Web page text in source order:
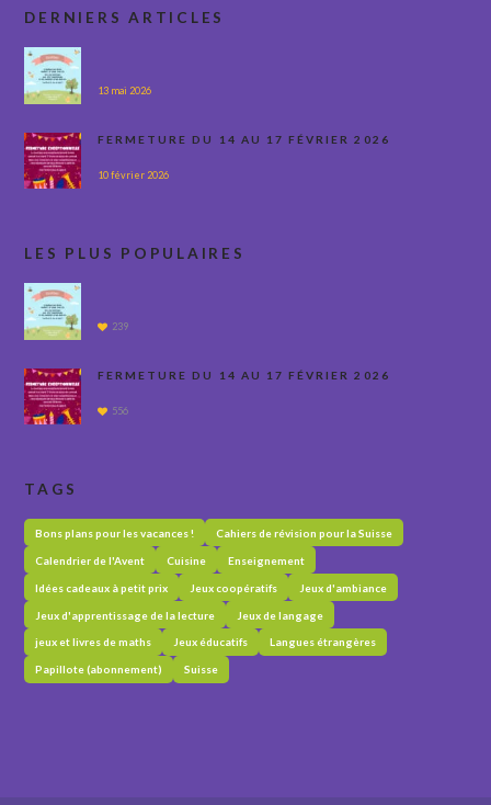
DERNIERS ARTICLES
13 mai 2026
FERMETURE DU 14 AU 17 FÉVRIER 2026
10 février 2026
LES PLUS POPULAIRES
239
FERMETURE DU 14 AU 17 FÉVRIER 2026
556
TAGS
Bons plans pour les vacances ! Cahiers de révision pour la Suisse
Calendrier de l'Avent Cuisine Enseignement
Idées cadeaux à petit prix Jeux coopératifs Jeux d'ambiance
Jeux d'apprentissage de la lecture Jeux de langage
jeux et livres de maths Jeux éducatifs Langues étrangères
Papillote (abonnement) Suisse